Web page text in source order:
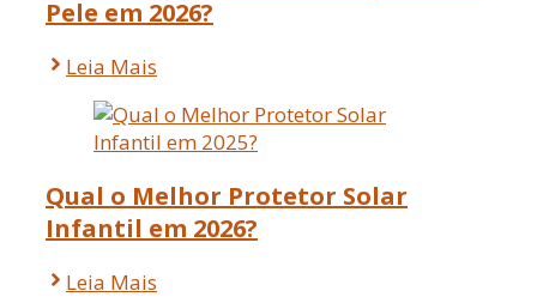
Pele em 2026?
Leia Mais
Qual o Melhor Protetor Solar
Infantil em 2026?
Leia Mais